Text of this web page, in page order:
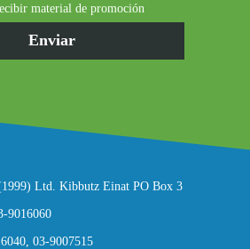
material de promoción
Ltd. Kibbutz Einat PO Box 3
9016060
03-9007515